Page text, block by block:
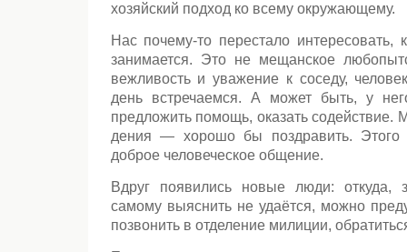
хозяйский подход ко всему окружающему.
Нас почему-то перестало
занимается. Это не мещанское
вежливость и уважение к соседу,
день встречаемся. А может быть, у
предложить помощь, оказать содействие.
дения — хорошо бы поздравить. Этого
доброе чело­веческое общение.
Вдруг появились новые люди: откуда,
самому вы­яснить не удаётся, можно
позвонить в отде­ление милиции,